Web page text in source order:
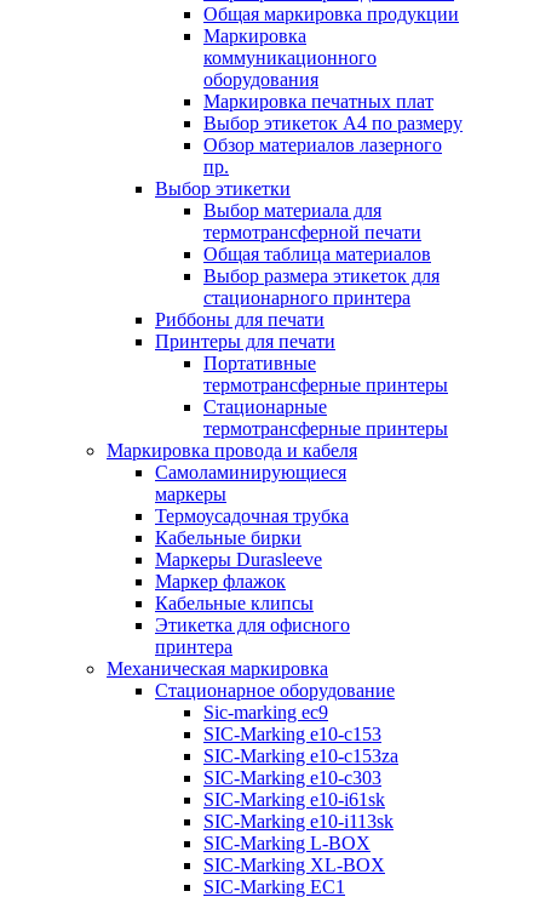
Общая маркировка продукции
Маркировка
коммуникационного
оборудования
Маркировка печатных плат
Выбор этикеток А4 по размеру
Обзор материалов лазерного
пр.
Выбор этикетки
Выбор материала для
термотрансферной печати
Общая таблица материалов
Выбор размера этикеток для
стационарного принтера
Риббоны для печати
Принтеры для печати
Портативные
термотрансферные принтеры
Стационарные
термотрансферные принтеры
Маркировка провода и кабеля
Самоламинирующиеся
маркеры
Термоусадочная трубка
Кабельные бирки
Маркеры Durasleeve
Маркер флажок
Кабельные клипсы
Этикетка для офисного
принтера
Механическая маркировка
Стационарное оборудование
Sic-marking ec9
SIC-Marking e10-c153
SIC-Marking e10-c153za
SIC-Marking e10-c303
SIC-Marking e10-i61sk
SIC-Marking e10-i113sk
SIC-Marking L-BOX
SIC-Marking XL-BOX
SIC-Marking EC1